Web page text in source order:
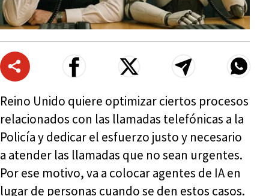
Reino Unido quiere optimizar ciertos procesos
relacionados con las llamadas telefónicas a la
Policía y dedicar el esfuerzo justo y necesario
a atender las llamadas que no sean urgentes.
Por ese motivo, va a colocar agentes de IA en
lugar de personas cuando se den estos casos.